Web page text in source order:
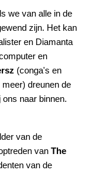
we van alle in de
zijn. Het kan
en Diamanta
en
(conga's en
dreunen de
naar binnen.
van de
van The
van de